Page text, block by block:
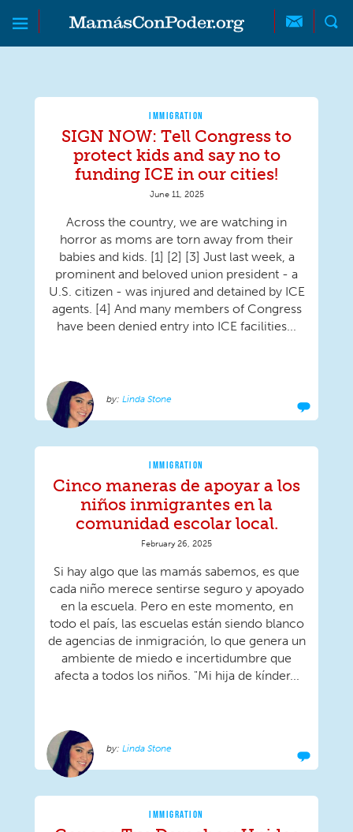
Skip to main content
Skip to main content
MamásConPoder
IMMIGRATION
SIGN NOW: Tell Congress to
protect kids and say no to
funding ICE in our cities!
June 11, 2025
Across the country, we are watching in
horror as moms are torn away from their
babies and kids. [1] [2] [3] Just last week, a
prominent and beloved union president - a
U.S. citizen - was injured and detained by ICE
agents. [4] And many members of Congress
have been denied entry into ICE facilities...
Linda Stone
IMMIGRATION
Cinco maneras de apoyar a los
niños inmigrantes en la
comunidad escolar local.
February 26, 2025
Si hay algo que las mamás sabemos, es que
cada niño merece sentirse seguro y apoyado
en la escuela. Pero en este momento, en
todo el país, las escuelas están siendo blanco
de agencias de inmigración, lo que genera un
ambiente de miedo e incertidumbre que
afecta a todos los niños. "Mi hija de kínder...
Linda Stone
IMMIGRATION